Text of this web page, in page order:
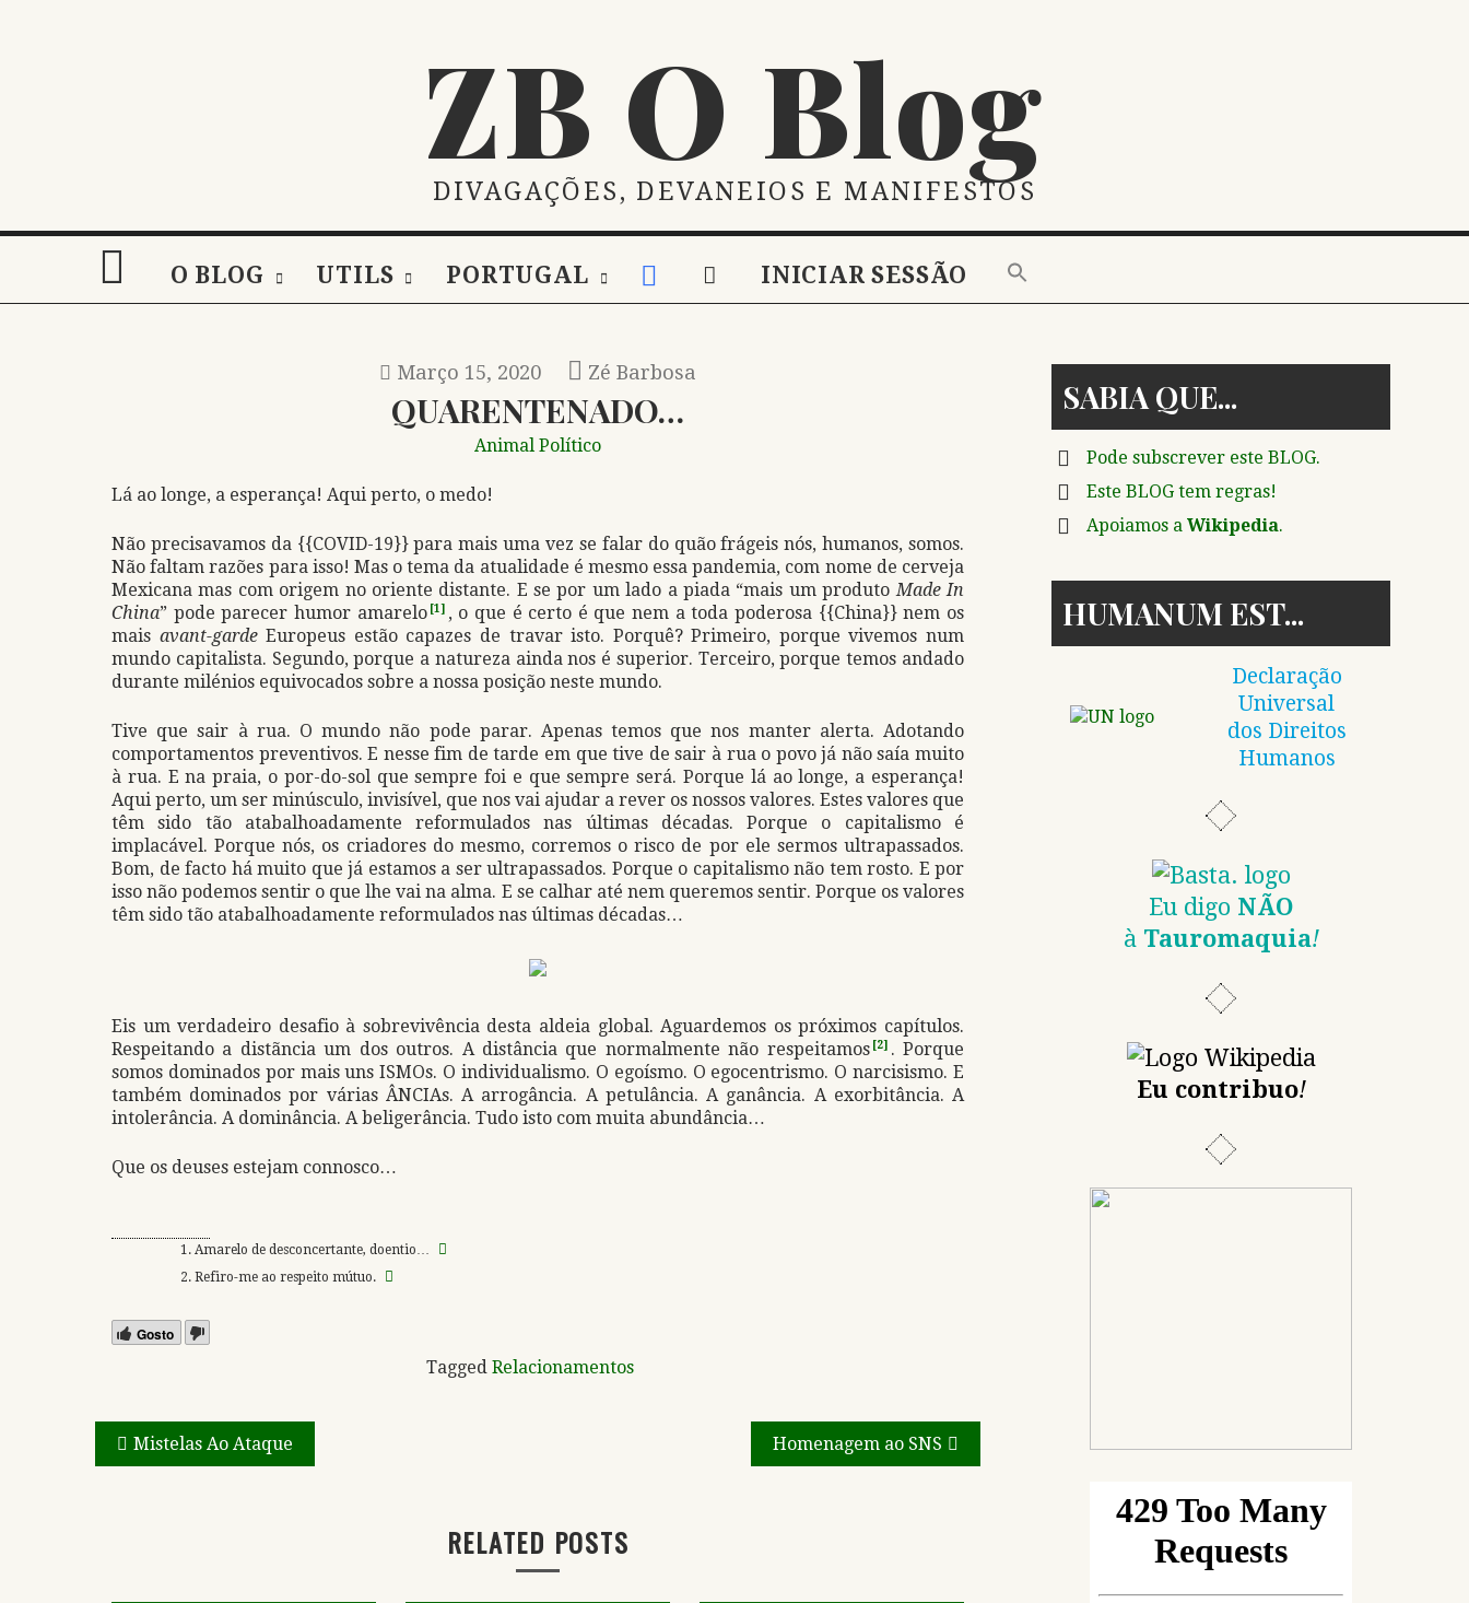
ZB O Blog
DIVAGAÇÕES, DEVANEIOS E MANIFESTOS
O BLOG UTILS PORTUGAL INICIAR SESSÃO
Março 15, 2020 Zé Barbosa
QUARENTENADO…
Animal Político
Lá ao longe, a esperança! Aqui perto, o medo!
Não precisavamos da {{COVID-19}} para mais uma vez se falar do quão frágeis nós, humanos, somos.
Não faltam razões para isso! Mas o tema da atualidade é mesmo essa pandemia, com nome de cerveja
Mexicana mas com origem no oriente distante. E se por um lado a piada “mais um produtoMade In
China” pode parecer humor amarelo [1] , o que é certo é que nem a toda poderosa {{China}} nem os
mais avant-gardeEuropeus estão capazes de travar isto. Porquê? Primeiro, porque vivemos num
mundo capitalista. Segundo, porque a natureza ainda nos é superior. Terceiro, porque temos andado
durante milénios equivocados sobre a nossa posição neste mundo.
Tive que sair à rua. O mundo não pode parar. Apenas temos que nos manter alerta. Adotando
comportamentos preventivos. E nesse fim de tarde em que tive de sair à rua o povo já não saía muito
à rua. E na praia, o por-do-sol que sempre foi e que sempre será. Porque lá ao longe, a esperança!
Aqui perto, um ser minúsculo, invisível, que nos vai ajudar a rever os nossos valores. Estes valores que
têm sido tão atabalhoadamente reformulados nas últimas décadas. Porque o capitalismo é
implacável. Porque nós, os criadores do mesmo, corremos o risco de por ele sermos ultrapassados.
Bom, de facto há muito que já estamos a ser ultrapassados. Porque o capitalismo não tem rosto. E por
isso não podemos sentir o que lhe vai na alma. E se calhar até nem queremos sentir. Porque os valores
têm sido tão atabalhoadamente reformulados nas últimas décadas…
Eis um verdadeiro desafio à sobrevivência desta aldeia global. Aguardemos os próximos capítulos.
Respeitando a distãncia um dos outros. A distância que normalmente não respeitamos [2] . Porque
somos dominados por mais uns ISMOs. O individualismo. O egoísmo. O egocentrismo. O narcisismo. E
também dominados por várias ÂNCIAs. A arrogância. A petulância. A ganância. A exorbitância. A
intolerância. A dominância. A beligerância. Tudo isto com muita abundância…
Que os deuses estejam connosco…
Amarelo de desconcertante, doentio…
Refiro-me ao respeito mútuo.
Gosto
Tagged Relacionamentos
Navegação
de
Mistelas Ao Ataque Homenagem ao SNS
RELATED POSTS
SABIA QUE
Pode subscrever este BLOG.
Este BLOG tem regras!
Apoiamos a Wikipedia.
HUMANUM EST
Declaração
Universal
dos Direitos
Humanos
Eu digo NÃO
à Tauromaquia!
Eu contribuo!